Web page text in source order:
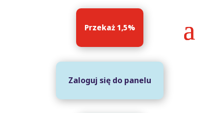
Przekaż 1,5%
Zaloguj się do panelu